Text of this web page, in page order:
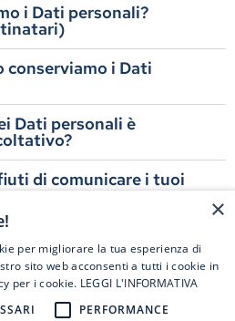
i Dati personali?
conserviamo i Dati
Dati personali è
di comunicare i tuoi
×
per migliorare la tua esperienza di
sito web acconsenti a tutti i cookie in
per i cookie. LEGGI L'INFORMATIVA
PERFORMANCE